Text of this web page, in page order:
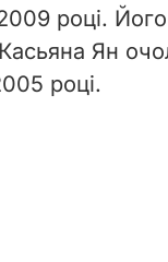
році. Його
Ян
році.